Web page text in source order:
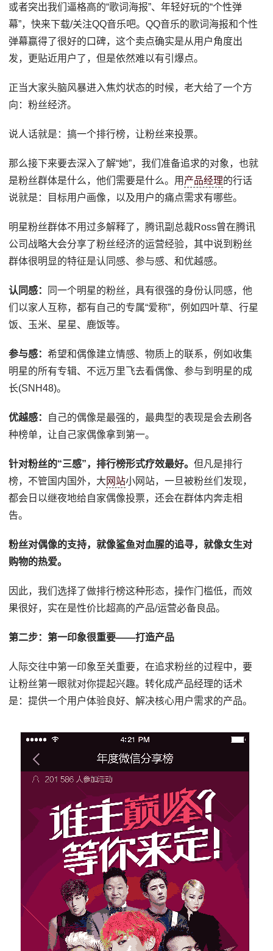
或者突出我们逼格高的“歌词海报”、年轻好玩的“个性弹
幕”，快来下载/关注QQ音乐吧。QQ音乐的歌词海报和个性
弹幕赢得了很好的口碑，这个卖点确实是从用户角度出
发，更贴近用户了，但是依然难以有引爆点。
正当大家头脑风暴进入焦灼状态的时候，老大给了一个方
向：粉丝经济。
说人话就是：搞一个排行榜，让粉丝来投票。
那么接下来要去深入了解“她”，我们准备追求的对象，也就
是粉丝群体是什么，他们需要是什么。用 产品经理的行话
说就是：目标用户画像，以及用户的痛点需求有哪些。
明星粉丝群体不用过多解释了，腾讯副总裁Ross曾在腾讯
公司战略大会分享了粉丝经济的运营经验，其中说到粉丝
群体很明显的特征是认同感、参与感、和优越感。
认同感：
同一个明星的粉丝，具有很强的身份认同感，他
们以家人互称，都有自己的专属“爱称”，例如四叶草、行星
饭、玉米、星星、鹿饭等。
参与感：希望和偶像建立情感、物质上的联系，例如收集
明星的所有专辑、不远万里飞去看偶像、参与到明星的成
长(SNH48)。
优越感： 自己的偶像是最强的，最典型的表现是会去刷各
种榜单，让自己家偶像拿到第一。
针对粉丝的“三感”，排行榜形式疗效最好。但凡是排行
榜，不管国内国外，大 网站小网站，一旦被粉丝们发现，
都会日以继夜地给自家偶像投票，还会在群体内奔走相
告。
粉丝对偶像的支持，就像鲨鱼对血腥的追寻，就像女生对
购物的热爱。
因此，我们选择了做排行榜这种形态，操作门槛低，而效
果很好，实在是性价比超高的产品/运营必备良品。
第二步：第一印象很重要——打造产品
人际交往中第一印象至关重要，在追求粉丝的过程中，要
让粉丝第一眼就对你提起兴趣。转化成产品经理的话术
是：提供一个用户体验良好、解决核心用户需求的产品。